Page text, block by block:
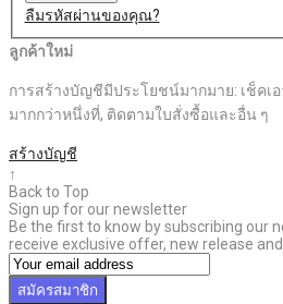
ลืมรหัสผ่านของคุณ?
ลูกค้าใหม่
การสร้างบัญชีมีประโยชน์มากมาย: เช็คเอ
มากกว่าหนึ่งที่, ติดตามใบสั่งซื้อและอื่น ๆ
สร้างบัญชี
↑
Back to Top
Sign up for our newsletter
Be the first to know by subscribing our
receive exclusive offer, new release
สมัครสมาชิก